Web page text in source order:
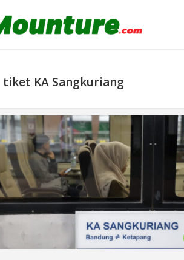
tiket KA Sangkuriang